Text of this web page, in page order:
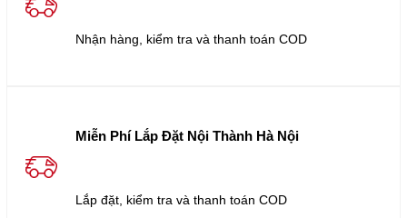
Nhận hàng, kiểm tra và thanh toán COD
Miễn Phí Lắp Đặt Nội Thành Hà Nội
Lắp đặt, kiểm tra và thanh toán COD